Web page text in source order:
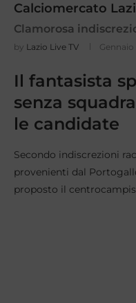
Calciomercato
Clamorosa
by Lazio Live TV Gennaio
Il fantasista
senza
le candidate
Secondo indiscrezioni
provenienti dal
proposto il